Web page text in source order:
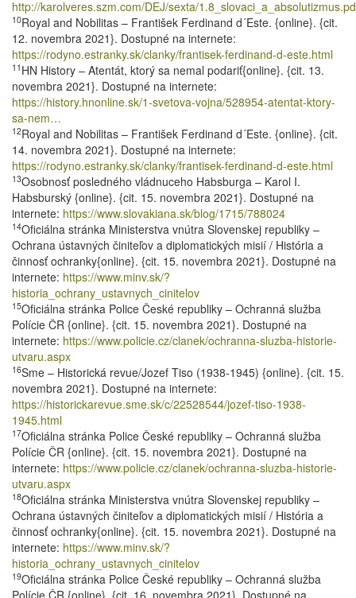
http://karolveres.szm.com/DEJ/sexta/
10Royal and Nobilitas – František Ferdinand d´Este. {online}. {cit.
12. novembra 2021}. Dostupné na internete:
https://rodyno.estranky.sk/clanky/frantisek-ferdinand-d-este.html
11 HN History – Atentát, ktorý sa nemal podariť{online}. {cit. 13.
novembra 2021}. Dostupné na internete:
https://history.hnonline.sk/1-svetova-vojna/528954-atentat-ktory-
sa-nem…
12Royal and Nobilitas – František Ferdinand d´Este. {online}. {cit.
14. novembra 2021}. Dostupné na internete:
https://rodyno.estranky.sk/clanky/frantisek-ferdinand-d-este.html
13Osobnosť posledného vládnuceho Habsburga – Karol I.
Habsburský {online}. {cit. 15. novembra 2021}. Dostupné na
internete: https://www.slovakiana.sk/blog/1715/788024
14Oficiálna stránka Ministerstva vnútra Slovenskej republiky –
Ochrana ústavných činiteľov a diplomatických misií / História a
činnosť ochranky{online}. {cit. 15. novembra 2021}. Dostupné na
internete: https://www.minv.sk/?
historia_ochrany_ustavnych_cinitelov
15Oficiálna stránka Police České republiky – Ochranná služba
Polície ČR {online}. {cit. 15. novembra 2021}. Dostupné na
internete: https://www.policie.cz/clanek/ochranna-sluzba-historie-
utvaru.aspx
16Sme – Historická revue/Jozef Tiso (1938-1945) {online}. {cit. 15.
novembra 2021}. Dostupné na internete:
https://historickarevue.sme.sk/c/22528544/jozef-tiso-1938-
1945.html
17Oficiálna stránka Police České republiky – Ochranná služba
Polície ČR {online}. {cit. 15. novembra 2021}. Dostupné na
internete: https://www.policie.cz/clanek/ochranna-sluzba-historie-
utvaru.aspx
18Oficiálna stránka Ministerstva vnútra Slovenskej republiky –
Ochrana ústavných činiteľov a diplomatických misií / História a
činnosť ochranky{online}. {cit. 15. novembra 2021}. Dostupné na
internete: https://www.minv.sk/?
historia_ochrany_ustavnych_cinitelov
19Oficiálna stránka Police České republiky – Ochranná služba
Polície ČR {online}. {cit. 16. novembra 2021}. Dostupné na